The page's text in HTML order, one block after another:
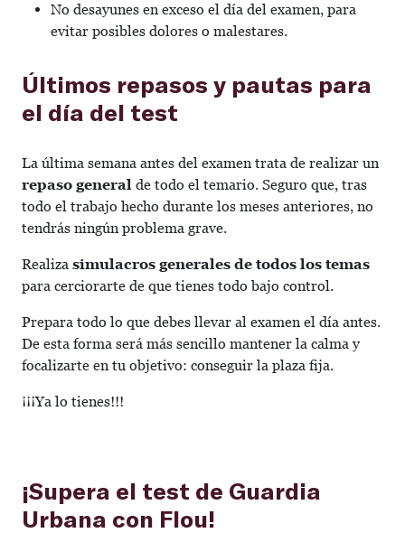
No desayunes en exceso el día del examen, para
evitar posibles dolores o malestares.
Últimos repasos y pautas para
el día del test
La última semana antes del examen trata de realizar un
repaso general de todo el temario. Seguro que, tras
todo el trabajo hecho durante los meses anteriores, no
tendrás ningún problema grave.
Realiza simulacros generales de todos los temas
para cerciorarte de que tienes todo bajo control.
Prepara todo lo que debes llevar al examen el día antes.
De esta forma será más sencillo mantener la calma y
focalizarte en tu objetivo: conseguir la plaza fija.
¡¡¡Ya lo tienes!!!
¡Supera el test de Guardia
Urbana con Flou!